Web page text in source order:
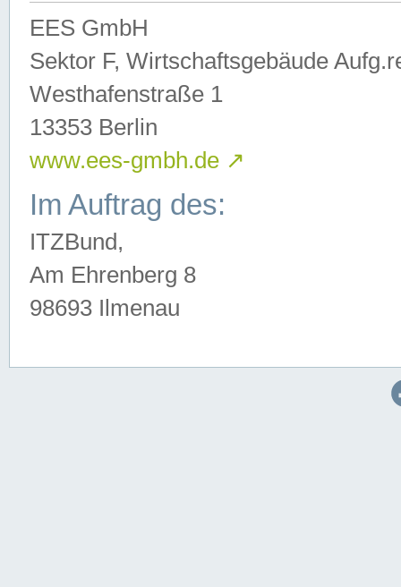
EES GmbH
Sektor F, Wirtschaftsgebäude
Westhafenstraße 1
13353 Berlin
www.ees-gmbh.de ↗
Im Auftrag des:
ITZBund,
Am Ehrenberg 8
98693 Ilmenau